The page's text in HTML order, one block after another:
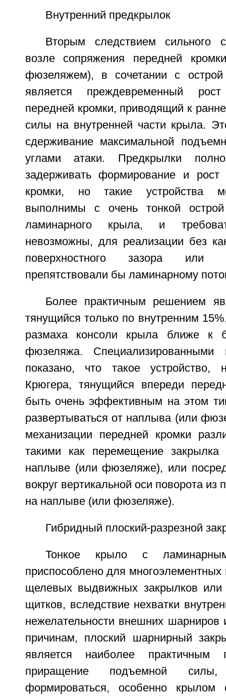
Внутренний предкрылок
Вторым следствием сильного
возле сопряжения передней
фюзеляжем), в сочетании с острой
является преждевременный
передней кромки, приводящий к
силы на внутренней части крыла.
сдерживание максимальной
углами атаки. Предкрылки
задерживать формирование и рост
кромки, но такие устройства
выполнимы с очень тонкой
ламинарного крыла, и
невозможны, для реализации без
поверхностного зазора или
препятствовали бы ламинарному
Более практичным решением
тянущийся только по внутренним
размаха консоли крыла ближе к
фюзеляжа. Специализированными
показано, что такое устройство,
Крюгера, тянущийся впереди
быть очень эффективным на этом
развертываться от наплыва (или
механизации передней кромки
такими как перемещение
наплыве (или фюзеляже), или
вокруг вертикальной оси поворота из
на наплыве (или фюзеляже).
Гибридный плоский-разрезной
Тонкое крыло с
приспособлено для
щелевых выдвижных закрылков
щитков, вследствие нехватки
нежелательности внешних
причинам, плоский шарнирный
является наиболее практичным
приращение подъемной
формироваться, особенно крылом